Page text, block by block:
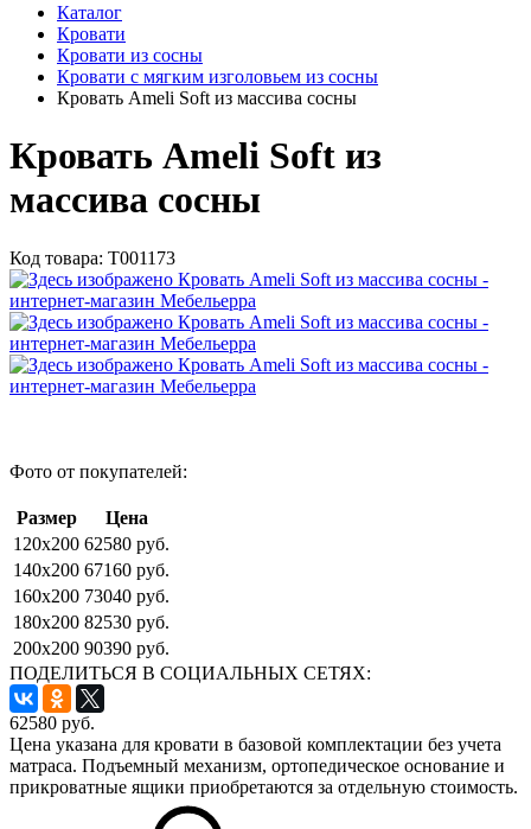
Каталог
Кровати
Кровати из сосны
Кровати с мягким изголовьем из сосны
Кровать Ameli Soft из массива сосны
Кровать Ameli Soft из
массива сосны
Код товара: Т001173
Фото от покупателей:
Размер
Цена
120x200 62580 руб.
140x200 67160 руб.
160x200 73040 руб.
180x200 82530 руб.
200x200 90390 руб.
ПОДЕЛИТЬСЯ В СОЦИАЛЬНЫХ СЕТЯХ:
62580 руб.
Цена указана для кровати в базовой комплектации без учета
матраса. Подъемный механизм, ортопедическое основание и
прикроватные ящики приобретаются за отдельную стоимость.